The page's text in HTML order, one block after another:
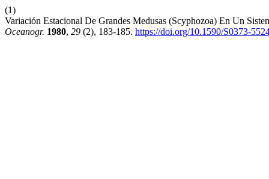
(1)
Variación Estacional De Grandes Medusas (Scyphozoa) En Un
Oceanogr. 1980, 29 (2), 183-185. https://doi.org/10.1590/S0373-